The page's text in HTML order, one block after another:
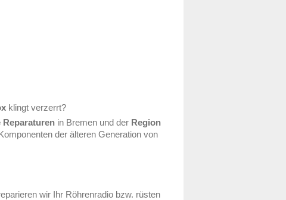
klingt verzerrt?
Reparaturen in Bremen und der Region
der älteren Generation von
wir Ihr Röhrenradio bzw. rüsten